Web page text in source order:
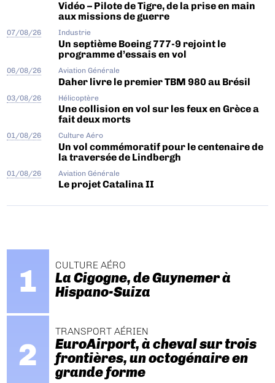
Vidéo – Pilote de Tigre, de la prise en main
aux missions de guerre
07/08/26 Industrie
Un septième Boeing 777-9 rejoint le
programme d’essais en vol
06/08/26 Aviation Générale
Daher livre le premier TBM 980 au Brésil
03/08/26 Hélicoptère
Une collision en vol sur les feux en Grèce a
fait deux morts
01/08/26 Culture Aéro
Un vol commémoratif pour le centenaire de
la traversée de Lindbergh
01/08/26 Aviation Générale
Le projet Catalina II
CULTURE AÉRO
La Cigogne, de Guynemer à
Hispano-Suiza
TRANSPORT AÉRIEN
EuroAirport, à cheval sur trois
frontières, un octogénaire en
grande forme